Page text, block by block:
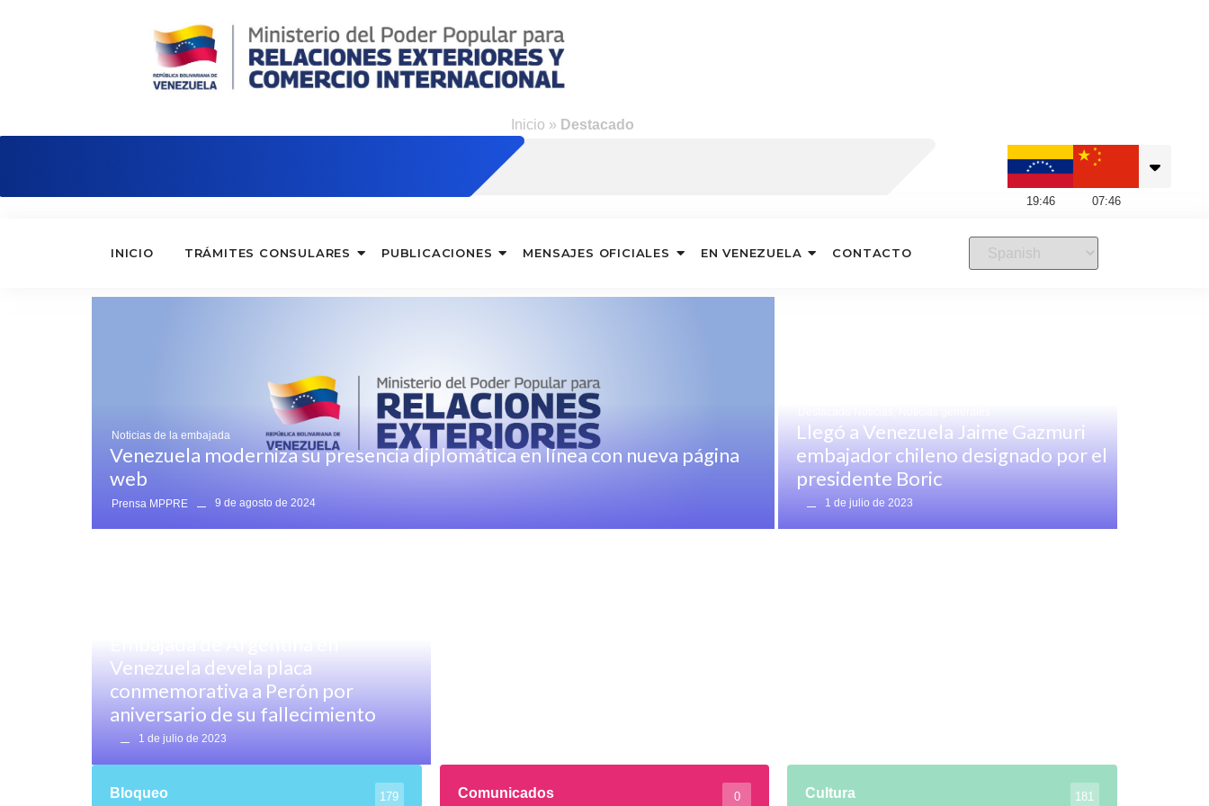
Inicio » Destacado
19:46 07:46
INICIO TRÁMITES CONSULARES PUBLICACIONES MENSAJES OFICIALES EN VENEZUELA CONTACTO
Noticias de la embajada
Venezuela moderniza su presencia diplomática en línea con nueva página
web
Prensa MPPRE 9 de agosto de 2024
Llegó a Venezuela Jaime Gazmuri
embajador chileno designado por el
presidente Boric
1 de julio de 2023
Venezuela devela placa
conmemorativa a Perón por
aniversario de su fallecimiento
1 de julio de 2023
Bloqueo 179 Comunicados 0 Cultura 181